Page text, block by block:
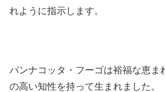
れように指示します。
パンナコッタ・フーゴは裕福な恵ま
の高い知性を持って生まれました。